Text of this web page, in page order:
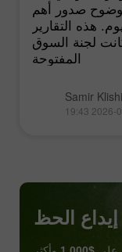
صدور أهم
هذه التقارير
لجنة السوق
المفتوحة
Samir Klishi
19:43 2026-
إيداع الحظ